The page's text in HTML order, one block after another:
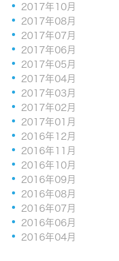
2017年10月
2017年08月
2017年07月
2017年06月
2017年05月
2017年04月
2017年03月
2017年02月
2017年01月
2016年12月
2016年11月
2016年10月
2016年09月
2016年08月
2016年07月
2016年06月
2016年04月